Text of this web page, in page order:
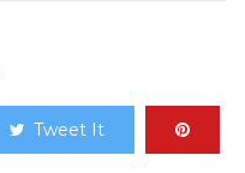
Tweet It